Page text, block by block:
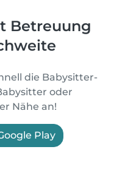
Betreuung
die Babysitter-
oder
Nähe an!
Play